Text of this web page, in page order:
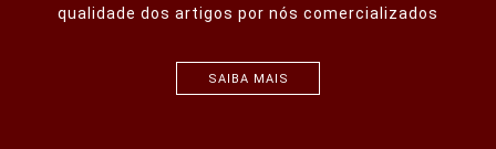
qualidade dos artigos por nós comercializados
SAIBA MAIS